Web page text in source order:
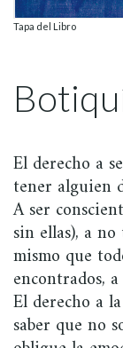
Tapa del Libro
El derecho a
tener alguien
A ser
sin ellas), a
mismo que
encontrados,
El derecho a
saber que no